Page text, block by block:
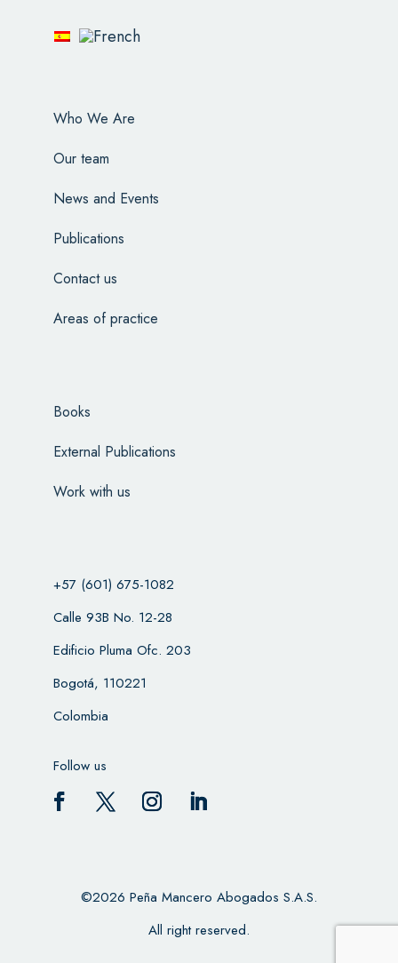
Who We Are
Our team
News and Events
Publications
Contact us
Areas of practice
Books
External Publications
Work with us
+57 (601) 675-1082
Calle 93B No. 12-28
Edificio Pluma Ofc. 203
Bogotá, 110221
Colombia
Follow us
©2026 Peña Mancero Abogados S.A.S.
All right reserved.